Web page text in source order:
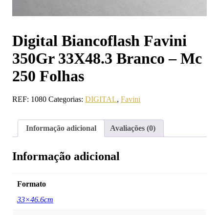
Digital Biancoflash Favini
350Gr 33X48.3 Branco – Mc
250 Folhas
REF: 1080 Categorias: DIGITAL, Favini
Informação adicional Avaliações (0)
Informação adicional
Formato
33×46.6cm